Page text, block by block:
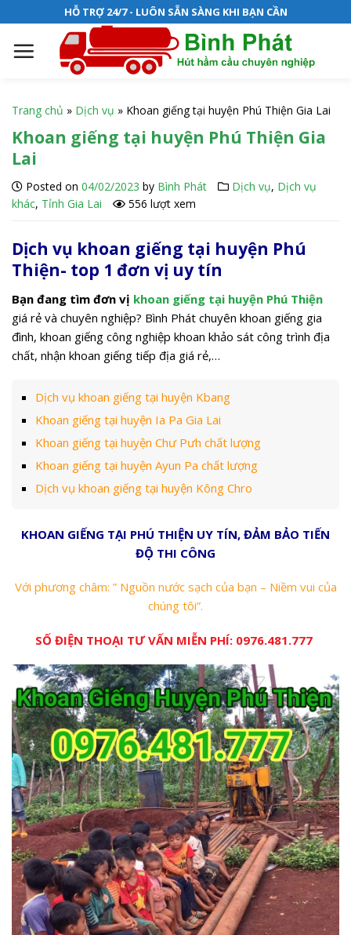
k
HỖ TRỢ 24/7 - LUÔN SẴN SÀNG KHI BẠN CẦN
Trang chủ » Dịch vụ » Khoan giếng tại huyện Phú Thiện Gia Lai
Khoan giếng tại huyện Phú Thiện Gia
Lai
Posted on 04/02/2023 by Bình Phát Dịch vụ, Dịch vụ
khác, Tỉnh Gia Lai 556 lượt xem
Dịch vụ khoan giếng tại huyện Phú
Thiện- top 1 đơn vị uy tín
Bạn đang tìm đơn vị khoan giếng tại huyện Phú Thiện
giá rẻ và chuyên nghiệp? Bình Phát chuyên khoan giếng gia
đình, khoan giếng công nghiệp khoan khảo sát công trình địa
chất, nhận khoan giếng tiếp địa giá rẻ,…
Dịch vụ khoan giếng tại huyện Kbang
Khoan giếng tại huyện Ia Pa Gia Lai
Khoan giếng tại huyện Chư Pưh chất lượng
Khoan giếng tại huyện Ayun Pa chất lượng
Dịch vụ khoan giếng tại huyện Kông Chro
KHOAN GIẾNG TẠI PHÚ THIỆN UY TÍN, ĐẢM BẢO TIẾN
ĐỘ THI CÔNG
Với phương châm: ” Nguồn nước sạch của bạn – Niềm vui của
chúng tôi”.
SỐ ĐIỆN THOẠI TƯ VẤN MIỄN PHÍ: 0976.481.777